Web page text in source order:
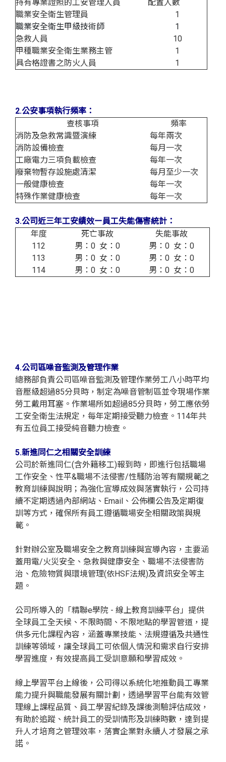
持有專業證照的工安管理人員
配置人數
職業安全衛生管理員
1
職業安全衛生甲級技術師
1
急救人員
10
甲種職業安全衛生業務主管
1
具合格證書之防火人員
1
2.公安事項執行頻率：
查核事項
頻率
消防及急救常識暨演練
每年兩次
消防設備檢查
每月一次
工廠電力三項負載檢查
每年一次
廢棄物暫存設施處清潔
每月至少一次
一般健康檢查
每年一次
特殊作業健康檢查
每年一次
3.公司近三年工安績效ー員工失能傷害統計：
年度
死亡事故
失能事故
112
男：0 女：0
男：0 女：0
113
男：0 女：0
男：0 女：0
114
男：0 女：0 男：0 女：0
4.公司區噪音監測及管理作業
總務部負責公司區噪音監測及管理作業勞工八小時平均
音壓級超過85分貝時，制定為噪音管制區並令現場作業
勞工戴用耳塞。作業場所如超過85分貝時，勞工應依勞
工安全衛生法規定，每年定期接受聽力檢查。114年共
有五位員工接受純音聽力檢查。
5.新進同仁之相關安全訓練
公司於新進同仁(含外籍移工)報到時，即進行包括職場
工作安全、性平&職場不法侵害/性騷防治等有關規範之
教育訓練與說明；為強化宣導成效與落實執行，公司持
續不定期透過內部網站、Email、公佈欄公告及定期復
訓等方式，確保所有員工遵循職場安全相關政策與規
範。
針對辦公室及職場安全之教育訓練與宣導內容，主要涵
蓋用電/火災安全、急救與健康安全、職場不法侵害防
治、危險物質與環境管理(依HSF法規)及資訊安全等主
題。
公司所導入的「精聯e學院 - 線上教育訓練平台」提供
全球員工全天候、不限時間、不限地點的學習管道，提
供多元化課程內容，涵蓋專業技能、法規遵循及共通性
訓練等領域，讓全球員工可依個人情況和需求自行安排
學習進度，有效提高員工受訓意願和學習成效。
線上學習平台上線後，公司得以系統化地推動員工專業
能力提升與職能發展有關計劃，透過學習平台能有效管
理線上課程品質、員工學習紀錄及課後測驗評估成效，
有助於追蹤、統計員工的受訓情形及訓練時數，達到提
升人才培育之管理效率，落實企業對永續人才發展之承
諾。